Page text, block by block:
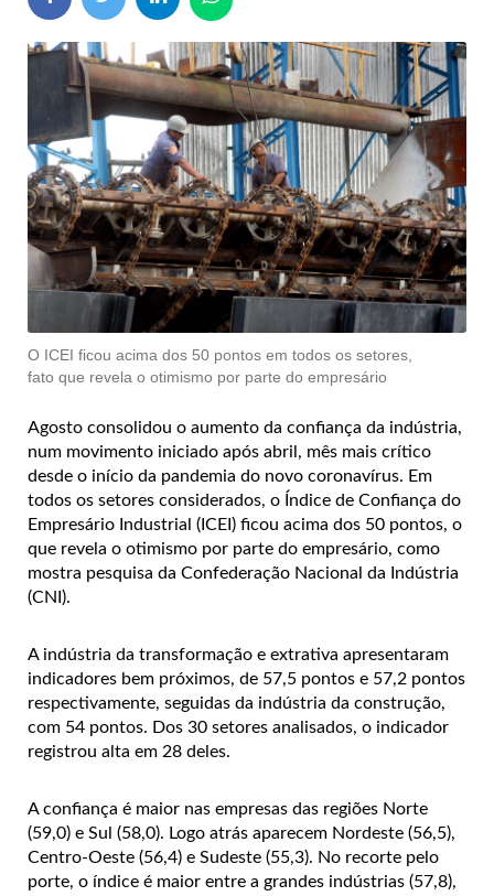
O ICEI ficou acima dos 50 pontos em todos os setores,
fato que revela o otimismo por parte do empresário
Agosto consolidou o aumento da confiança da indústria,
num movimento iniciado após abril, mês mais crítico
desde o início da pandemia do novo coronavírus. Em
todos os setores considerados, o Índice de Confiança do
Empresário Industrial (ICEI) ficou acima dos 50 pontos, o
que revela o otimismo por parte do empresário, como
mostra pesquisa da Confederação Nacional da Indústria
(CNI).
A indústria da transformação e extrativa apresentaram
indicadores bem próximos, de 57,5 pontos e 57,2 pontos
respectivamente, seguidas da indústria da construção,
com 54 pontos. Dos 30 setores analisados, o indicador
registrou alta em 28 deles.
A confiança é maior nas empresas das regiões Norte
(59,0) e Sul (58,0). Logo atrás aparecem Nordeste (56,5),
Centro-Oeste (56,4) e Sudeste (55,3). No recorte pelo
porte, o índice é maior entre a grandes indústrias (57,8),